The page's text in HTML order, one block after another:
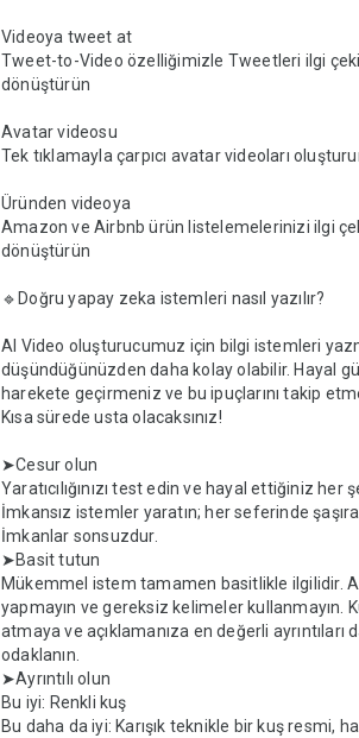
Videoya tweet at
Tweet-to-Video özelliğimizle Tweetleri ilgi
dönüştürün
Avatar videosu
Tek tıklamayla çarpıcı avatar videoları
Üründen videoya
Amazon ve Airbnb ürün listelemelerinizi ilgi
dönüştürün
🔹Doğru yapay zeka istemleri nasıl yazılır?
AI Video oluşturucumuz için bilgi istemleri
düşündüğünüzden daha kolay olabilir. Hayal
harekete geçirmeniz ve bu ipuçlarını takip
Kısa sürede usta olacaksınız!
➤Cesur olun
Yaratıcılığınızı test edin ve hayal ettiğiniz her
İmkansız istemler yaratın; her seferinde
İmkanlar sonsuzdur.
➤Basit tutun
Mükemmel istem tamamen basitlikle ilgilidir.
yapmayın ve gereksiz kelimeler kullanmayın.
atmaya ve açıklamanıza en değerli ayrıntıları
odaklanın.
➤Ayrıntılı olun
Bu iyi: Renkli kuş
Bu daha da iyi: Karışık teknikle bir kuş resmi,